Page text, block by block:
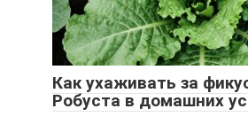
Как ухаживать за
Робуста в домашних